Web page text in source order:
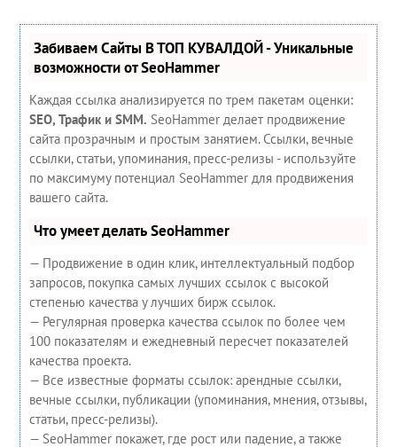
Забиваем Сайты В ТОП КУВАЛДОЙ - Уникальные
возможности от SeoHammer
Каждая ссылка анализируется по трем пакетам оценки:
SEO, Трафик и SMM. SeoHammer делает продвижение
сайта прозрачным и простым занятием. Ссылки, вечные
ссылки, статьи, упоминания, пресс-релизы - используйте
по максимуму потенциал SeoHammer для продвижения
вашего сайта.
Что умеет делать SeoHammer
— Продвижение в один клик, интеллектуальный подбор
запросов, покупка самых лучших ссылок с высокой
степенью качества у лучших бирж ссылок.
— Регулярная проверка качества ссылок по более чем
100 показателям и ежедневный пересчет показателей
качества проекта.
— Все известные форматы ссылок: арендные ссылки,
вечные ссылки, публикации (упоминания, мнения, отзывы,
статьи, пресс-релизы).
— SeoHammer покажет, где рост или падение, а также